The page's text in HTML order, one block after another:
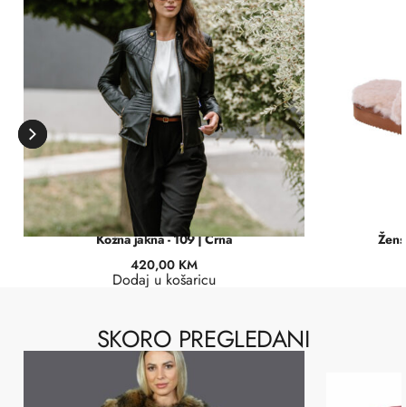
Kožna jakna - 109 | Crna
420,00 KM
Dodaj u košaricu
SKORO PREGLEDANI